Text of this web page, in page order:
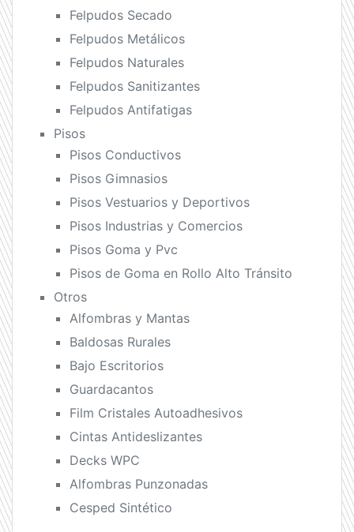
Felpudos Secado
Felpudos Metálicos
Felpudos Naturales
Felpudos Sanitizantes
Felpudos Antifatigas
Pisos
Pisos Conductivos
Pisos Gimnasios
Pisos Vestuarios y Deportivos
Pisos Industrias y Comercios
Pisos Goma y Pvc
Pisos de Goma en Rollo Alto Tránsito
Otros
Alfombras y Mantas
Baldosas Rurales
Bajo Escritorios
Guardacantos
Film Cristales Autoadhesivos
Cintas Antideslizantes
Decks WPC
Alfombras Punzonadas
Cesped Sintético